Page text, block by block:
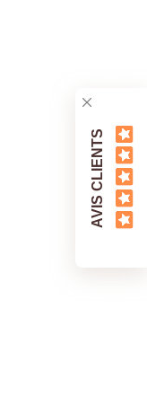
AVIS CLIENTS